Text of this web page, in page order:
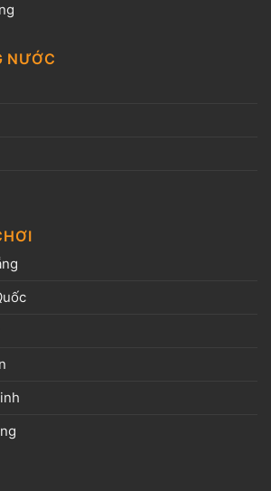
NƯỚC